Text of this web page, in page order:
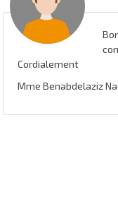
Cordialement
Mme Benabdelaziz